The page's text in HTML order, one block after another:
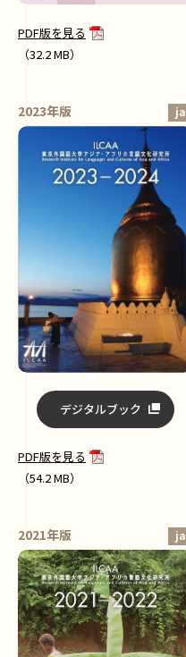
PDF版を見る
（32.2 MB）
2023年版 ja
デジタルブック
PDF版を見る
（54.2 MB）
2021年版 ja